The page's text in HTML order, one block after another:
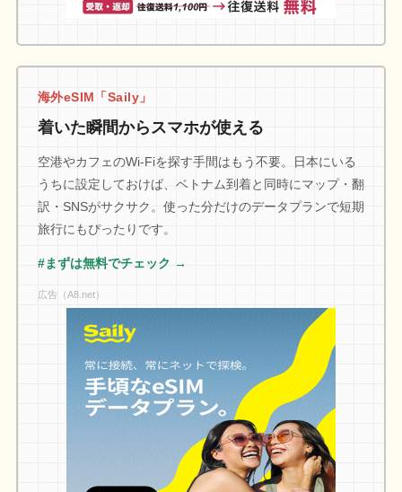
海外eSIM「Saily」
着いた瞬間からスマホが使える
空港やカフェのWi-Fiを探す手間はもう不要。日本にいる
うちに設定しておけば、ベトナム到着と同時にマップ・翻
訳・SNSがサクサク。使った分だけのデータプランで短期
旅行にもぴったりです。
#まずは無料でチェック →
広告（A8.net）